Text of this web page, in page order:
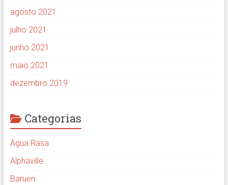
agosto 2021
julho 2021
junho 2021
maio 2021
dezembro 2019
Categorias
Água Rasa
Alphaville
Barueri